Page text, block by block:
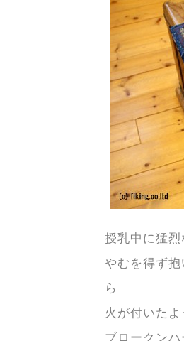
授乳中に猛
やむを得ず
ら
火が付いた
ブロークン